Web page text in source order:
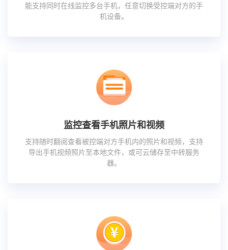
能支持同时在线监控多台手机，任意切换受控端对方的手
机设备。
监控查看手机照片和视频
支持随时翻阅查看被控端对方手机内的照片和视频，支持
导出手机视频照片至本地文件，或可云储存至中转服务
器。